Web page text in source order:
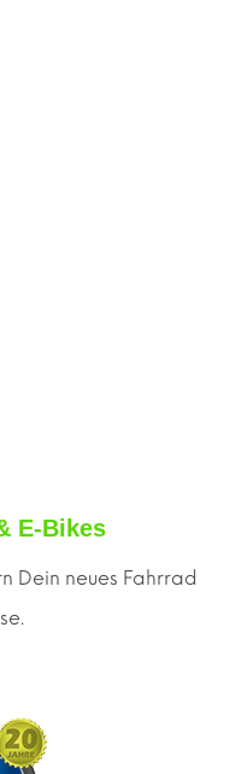
E-Bikes
Dein neues Fahrrad